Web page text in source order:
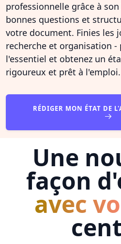
professionnelle grâce à
bonnes questions et
votre document. Finies les
recherche et organisation -
l'essentiel et obtenez un
rigoureux et prêt à l'emploi.
RÉDIGER MON ÉTAT DE
Une
façon
avec